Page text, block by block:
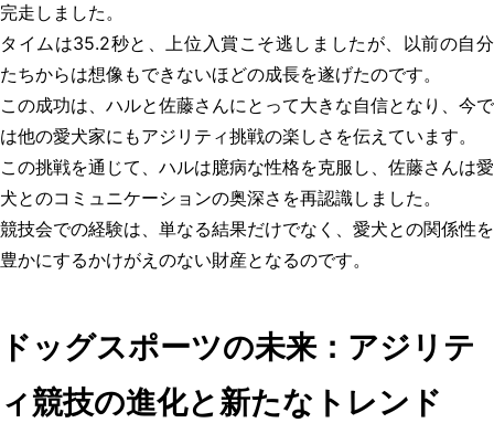
完走しました。
タイムは35.2秒と、上位入賞こそ逃しましたが、以前の自分
たちからは想像もできないほどの成長を遂げたのです。
この成功は、ハルと佐藤さんにとって大きな自信となり、今で
は他の愛犬家にもアジリティ挑戦の楽しさを伝えています。
この挑戦を通じて、ハルは臆病な性格を克服し、佐藤さんは愛
犬とのコミュニケーションの奥深さを再認識しました。
競技会での経験は、単なる結果だけでなく、愛犬との関係性を
豊かにするかけがえのない財産となるのです。
ドッグスポーツの未来：アジリテ
ィ競技の進化と新たなトレンド